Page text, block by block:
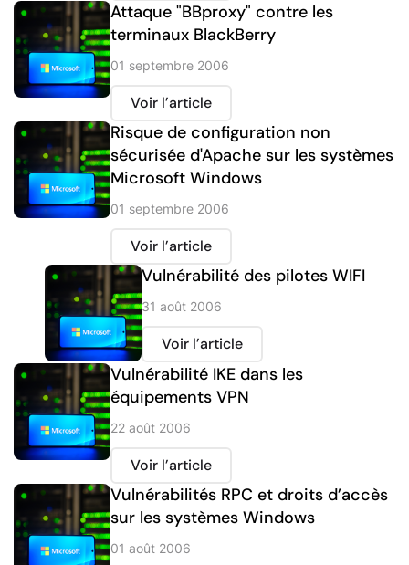
Attaque "BBproxy" contre les
terminaux BlackBerry
01 septembre 2006
Voir l’article
Risque de configuration non
sécurisée d'Apache sur les systèmes
Microsoft Windows
01 septembre 2006
Voir l’article
Vulnérabilité des pilotes WIFI
31 août 2006
Voir l’article
Vulnérabilité IKE dans les
équipements VPN
22 août 2006
Voir l’article
Vulnérabilités RPC et droits d’accès
sur les systèmes Windows
01 août 2006